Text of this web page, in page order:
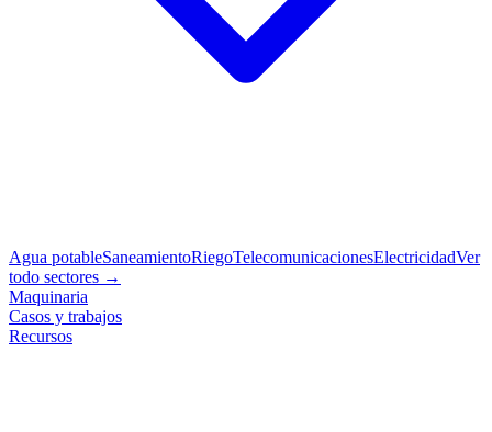
Agua potableSaneamientoRiegoTelecomunicacionesElectricidadVer
todo sectores →
Maquinaria
Casos y trabajos
Recursos